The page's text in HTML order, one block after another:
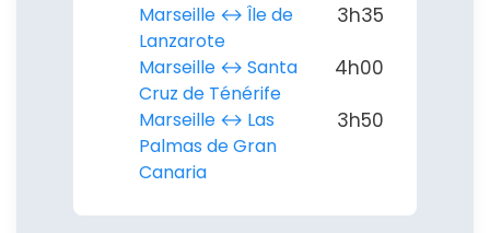
Marseille ↔︎ Île de
Lanzarote
3h35
Marseille ↔︎ Santa
Cruz de Ténérife
4h00
Marseille ↔︎ Las
Palmas de Gran
Canaria
3h50